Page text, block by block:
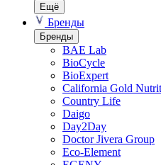
Ещё
Бренды
Бренды
BAE Lab
BioCycle
BioExpert
California Gold
Country Life
Daigo
Day2Day
Doctor Jivera Group
Eco-Element